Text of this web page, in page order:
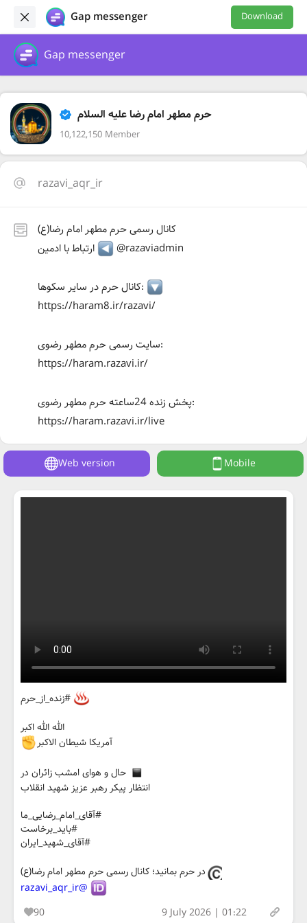
Gap messenger Download
Gap messenger
حرم مطهر امام رضا علیه السلام
10,122,150 Member
razavi_aqr_ir
کانال رسمی حرم مطهر امام رضا(ع)
@razaviadmin
کانال حرم در سایر سکوها:
https://haram8.ir/razavi/
سایت رسمی حرم مطهر رضوی:
https://haram.razavi.ir/
پخش زنده 24ساعته حرم مطهر رضوی:
https://haram.razavi.ir/live
Web version Mobile
#زنده_از_حرم
الله الله اکبر
آمریکا شیطان الاکبر
حال و هوای امشب زائران در
انتظار پیکر رهبر عزیز شهید انقلاب
#آقای_امام_رضایی_ما
#باید_برخاست
#آقای_شهید_ایران
در حرم بمانید؛ کانال رسمی حرم مطهر امام رضا(ع)
@razavi_aqr_ir
90
9 July 2026 | 01:22